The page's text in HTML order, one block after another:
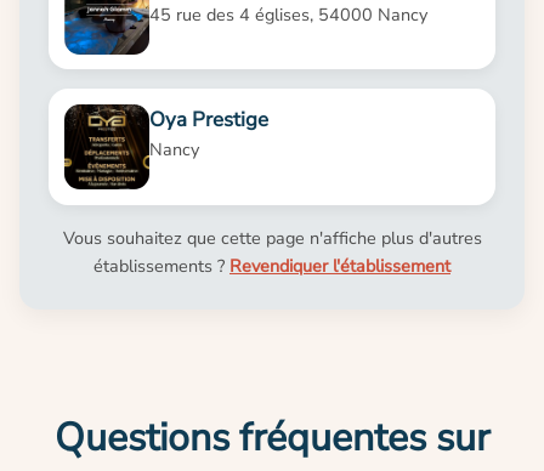
45 rue des 4 églises, 54000 Nancy
Oya Prestige
Nancy
Vous souhaitez que cette page n'affiche plus d'autres
établissements ? Revendiquer l'établissement
Questions fréquentes sur